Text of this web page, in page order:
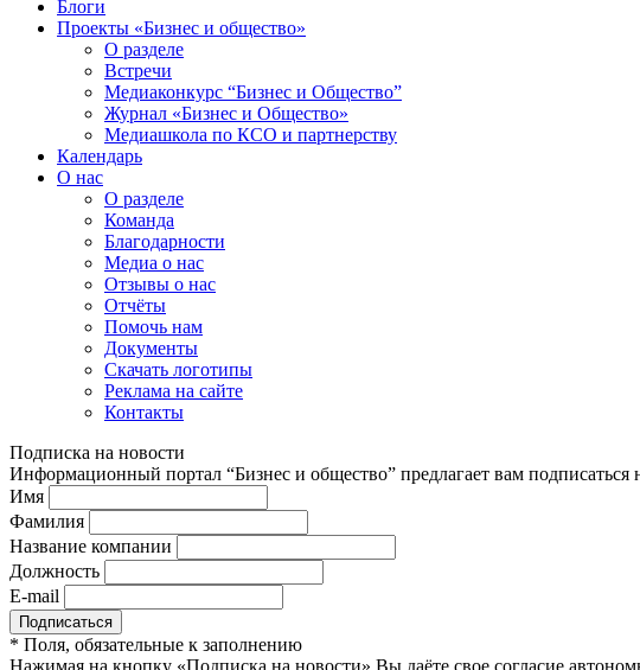
Блоги
Проекты «Бизнес и общество»
О разделе
Встречи
Медиаконкурс “Бизнес и Общество”
Журнал «Бизнес и Общество»
Медиашкола по КСО и партнерству
Календарь
О нас
О разделе
Команда
Благодарности
Медиа о нас
Отзывы о нас
Отчёты
Помочь нам
Документы
Скачать логотипы
Реклама на сайте
Контакты
Подписка на новости
Информационный портал “Бизнес и общество” предлагает вам подписаться
Имя
Фамилия
Название компании
Должность
E-mail
* Поля, обязательные к заполнению
Нажимая на кнопку «Подписка на новости» Вы даёте свое согласие